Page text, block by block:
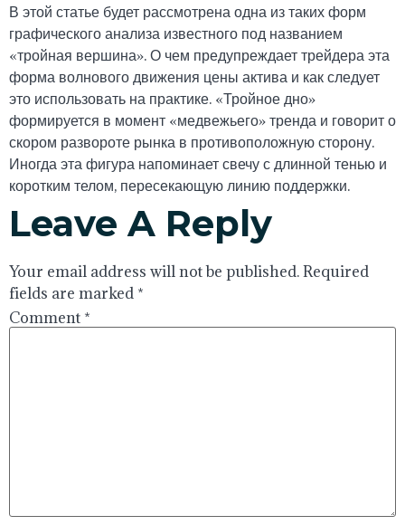
В этой статье будет рассмотрена одна из таких форм
графического анализа известного под названием
«тройная вершина». О чем предупреждает трейдера эта
форма волнового движения цены актива и как следует
это использовать на практике. «Тройное дно»
формируется в момент «медвежьего» тренда и говорит о
скором развороте рынка в противоположную сторону.
Иногда эта фигура напоминает свечу с длинной тенью и
коротким телом, пересекающую линию поддержки.
Leave A Reply
Your email address will not be published.Required
fields are marked *
Comment *